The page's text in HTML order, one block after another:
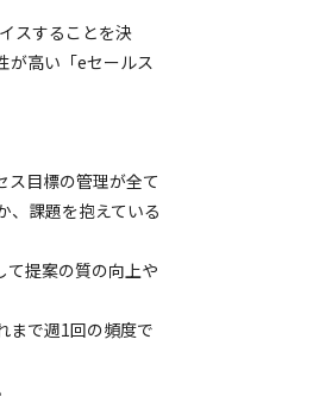
スすることを決
が高い「eセールス
ス目標の管理が全て
、課題を抱えている
て提案の質の向上や
まで週1回の頻度で